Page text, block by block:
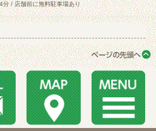
分 / 店舗前に無料駐車場あり